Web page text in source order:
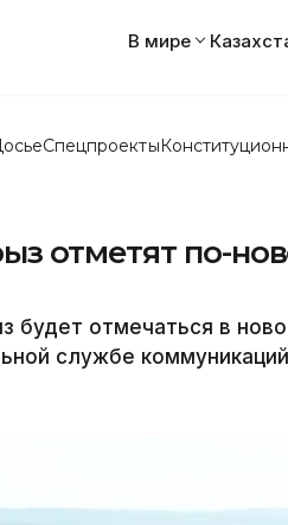
В мире
Спецпроекты
отметят по-
будет отмечаться в
службе